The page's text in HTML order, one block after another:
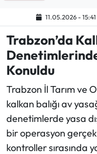
11.05.2026 - 15:41
Trabzon’da
Konuldu
Trabzon İl Tarım ve
kalkan balığı av
denetimlerde yasa
bir operasyon
kontroller sırasında
BIK
ASTROLOJİ
Spor Yazıları
Mektup Galeri
Ekonomi
Sağlık